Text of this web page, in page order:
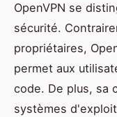
OpenVPN se
sécurité.
propriétaires,
permet aux
code. De plus, sa
systèmes